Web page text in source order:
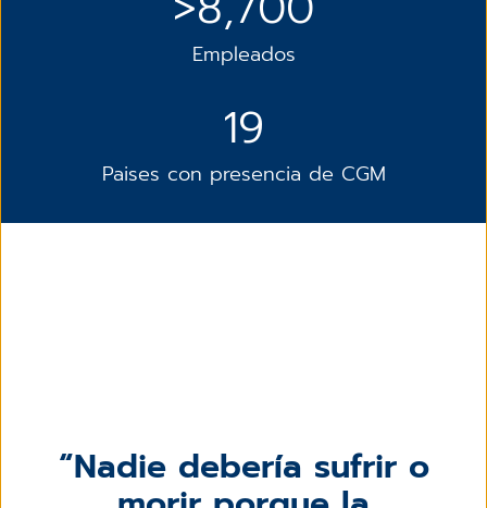
Empleados
19
Paises con presencia de CGM
Nadie debería sufrir o